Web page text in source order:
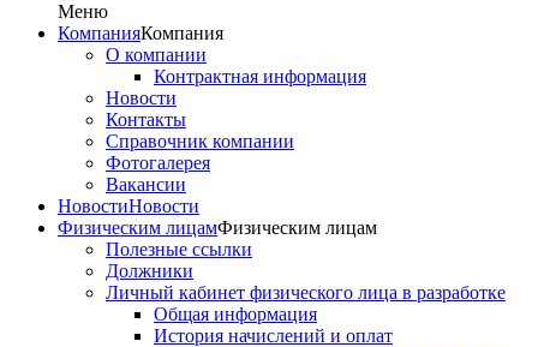
Меню
КомпанияКомпания
О компании
Контрактная информация
Новости
Контакты
Справочник компании
Фотогалерея
Вакансии
НовостиНовости
Физическим лицамФизическим лицам
Полезные ссылки
Должники
Личный кабинет физического лица в разработке
Общая информация
История начислений и оплат